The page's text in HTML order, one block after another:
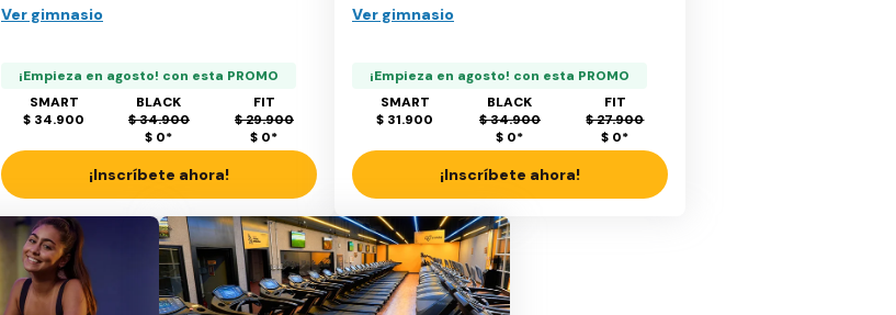
Ver gimnasio
¡Empieza en agosto! con esta PROMO
SMART
$ 34.900
BLACK
$ 34.900
$ 0*
FIT
$ 29.900
$ 0*
¡Inscríbete ahora!
Ver gimnasio
¡Empieza en agosto! con esta PROMO
SMART
$ 31.900
BLACK
$ 34.900
$ 0*
FIT
$ 27.900
$ 0*
¡Inscríbete ahora!